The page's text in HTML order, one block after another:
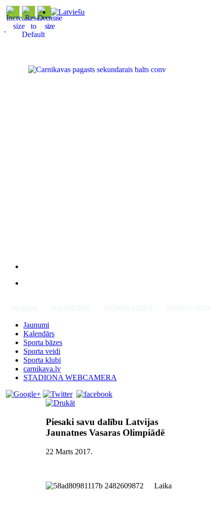
Jaunumi
Kalendārs
Sporta bāzes
Sporta veidi
Sporta klubi
carnikava.lv
STADIONA WEBCAMERA
Piesaki savu dalību Latvijas
Jaunatnes Vasaras Olimpiādē
22 Marts 2017.
Laika